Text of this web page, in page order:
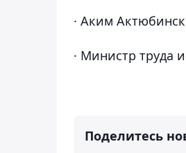
· Аким
· Министр труда
Поделитесь